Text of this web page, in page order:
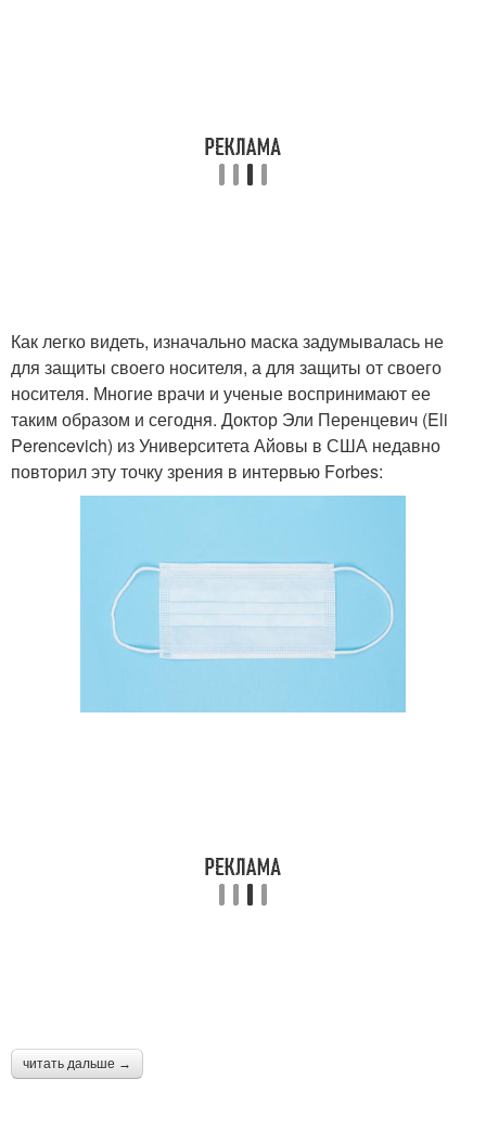
Как легко видеть, изначально маска задумывалась не
для защиты своего носителя, а для защиты от своего
носителя. Многие врачи и ученые воспринимают ее
таким образом и сегодня. Доктор Эли Перенцевич (Eli
Perencevich) из Университета Айовы в США недавно
повторил эту точку зрения в интервью Forbes:
читать дальше →